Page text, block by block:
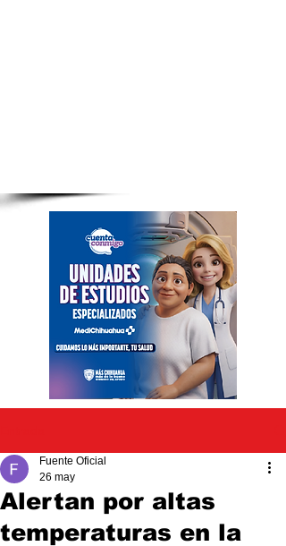
Alertan por altas
temperaturas en la
Fuente Oficial
26 may